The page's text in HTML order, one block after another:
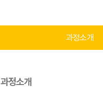
과정소개
과정소개